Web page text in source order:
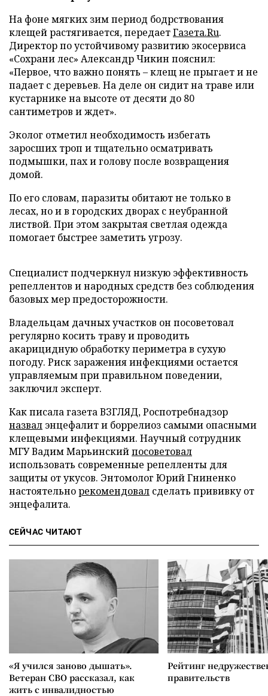
На фоне мягких зим период бодрствования
клещей растягивается, передаетГазета.Ru.
Директор по устойчивому развитию экосервиса
«Сохрани лес» Александр Чикин пояснил:
«Первое, что важно понять – клещ не прыгает и не
падает с деревьев. На деле он сидит на траве или
кустарнике на высоте от десяти до 80
сантиметров и ждет».
Эколог отметил необходимость избегать
заросших троп и тщательно осматривать
подмышки, пах и голову после возвращения
домой.
По его словам, паразиты обитают не только в
лесах, но и в городских дворах с неубранной
листвой. При этом закрытая светлая одежда
помогает быстрее заметить угрозу.
Специалист подчеркнул низкую эффективность
репеллентов и народных средств без соблюдения
базовых мер предосторожности.
Владельцам дачных участков он посоветовал
регулярно косить траву и проводить
акарицидную обработку периметра в сухую
погоду. Риск заражения инфекциями остается
управляемым при правильном поведении,
заключил эксперт.
Как писала газета ВЗГЛЯД, Роспотребнадзор
назвал энцефалит и боррелиоз самыми опасными
клещевыми инфекциями. Научный сотрудник
МГУ Вадим Марьинскийпосоветовал
использовать современные репелленты для
защиты от укусов. Энтомолог Юрий Гниненко
настоятельнорекомендовал сделать прививку от
энцефалита.
СЕЙЧАС ЧИТАЮТ
«Я учился заново дышать».
Ветеран СВО рассказал, как
жить с инвалидностью
Рейтинг
правительств